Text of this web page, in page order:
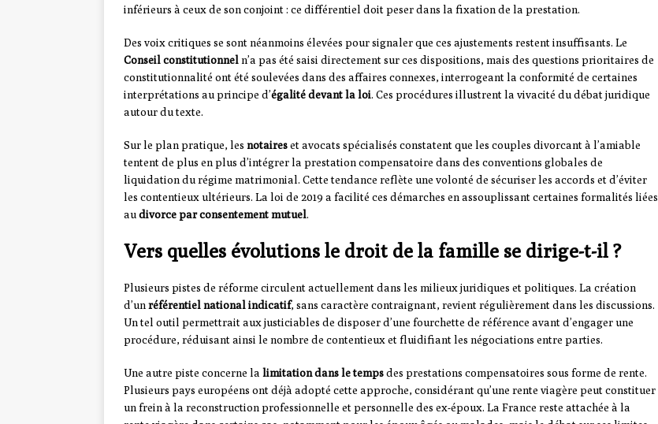
inférieurs à ceux de son conjoint : ce différentiel doit peser dans la fixation de la prestation.
Des voix critiques se sont néanmoins élevées pour signaler que ces ajustements restent insuffisants. Le
Conseil constitutionnel n’a pas été saisi directement sur ces dispositions, mais des questions prioritaires de
constitutionnalité ont été soulevées dans des affaires connexes, interrogeant la conformité de certaines
interprétations au principe d’égalité devant la loi. Ces procédures illustrent la vivacité du débat juridique
autour du texte.
Sur le plan pratique, les notaireset avocats spécialisés constatent que les couples divorcant à l’amiable
tentent de plus en plus d’intégrer la prestation compensatoire dans des conventions globales de
liquidation du régime matrimonial. Cette tendance reflète une volonté de sécuriser les accords et d’éviter
les contentieux ultérieurs. La loi de 2019 a facilité ces démarches en assouplissant certaines formalités liées
audivorce par consentement mutuel .
Vers quelles évolutions le droit de la famille se dirige-t-il ?
Plusieurs pistes de réforme circulent actuellement dans les milieux juridiques et politiques. La création
d’un référentiel national indicatif, sans caractère contraignant, revient régulièrement dans les discussions.
Un tel outil permettrait aux justiciables de disposer d’une fourchette de référence avant d’engager une
procédure, réduisant ainsi le nombre de contentieux et fluidifiant les négociations entre parties.
Une autre piste concerne la limitation dans le tempsdes prestations compensatoires sous forme de rente.
Plusieurs pays européens ont déjà adopté cette approche, considérant qu’une rente viagère peut constituer
un frein à la reconstruction professionnelle et personnelle des ex-époux. La France reste attachée à la